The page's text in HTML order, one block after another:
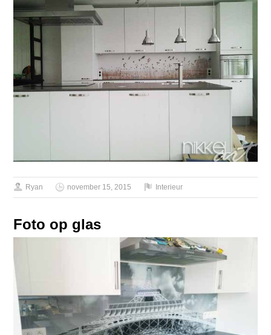
Ryan november 15, 2015 Interieur
Foto op glas